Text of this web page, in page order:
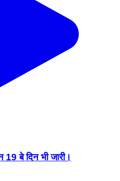
19 बे दिन भी जारी।